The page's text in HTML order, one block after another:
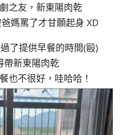
之友，新東陽肉乾
媽罵了才甘願起身 XD
了提供早餐的時間(毆)
帶新東陽肉乾
也不很好，哇哈哈！